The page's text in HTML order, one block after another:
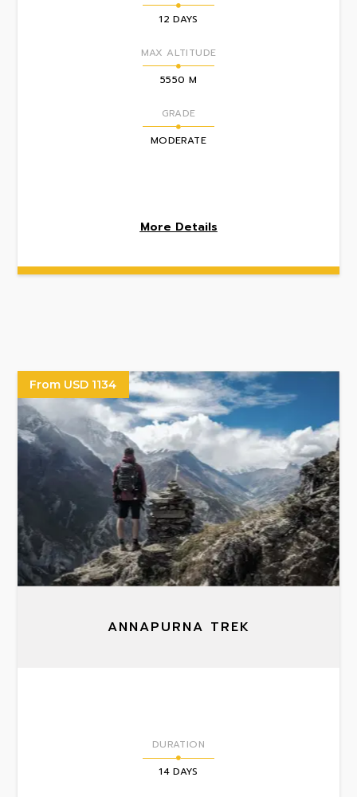
12 DAYS
MAX ALTITUDE
5550 M
GRADE
MODERATE
More Details
ANNAPURNA TREK
From USD 1134
DURATION
14 DAYS